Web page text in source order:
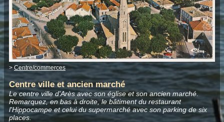
> Centre/commerces
Centre ville et ancien marché
Le centre ville d'Arès avec son église et son ancien marché.
Remarquez, en bas à droite, le bâtiment du restaurant
l'Hippocampe et celui du supermarché avec son parking de six
places.